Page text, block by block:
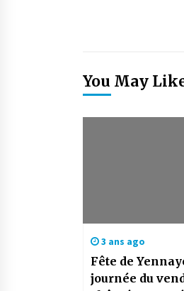
You May
3 ans ago
Fête de
journée du